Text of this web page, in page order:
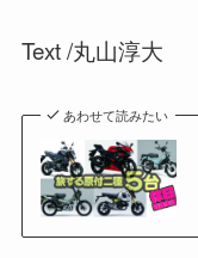
Text /丸山淳大
あわせて読みたい